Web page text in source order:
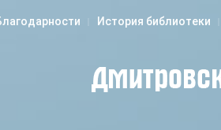
История библиотеки